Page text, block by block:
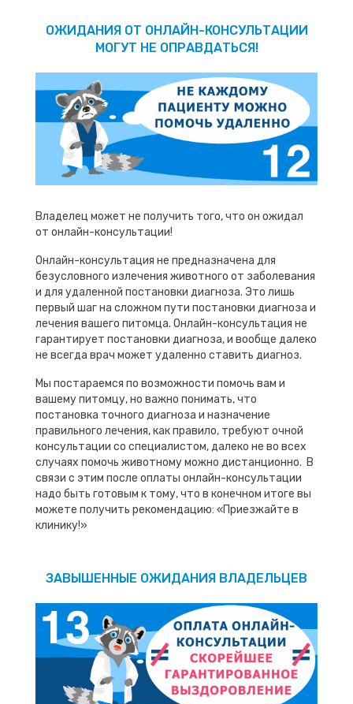
ОЖИДАНИЯ ОТ ОНЛАЙН-КОНСУЛЬТАЦИИ
МОГУТ НЕ ОПРАВДАТЬСЯ!
Владелец может не получить того, что он ожидал
от онлайн-консультации!
Онлайн-консультация не предназначена для
безусловного излечения животного от заболевания
и для удаленной постановки диагноза. Это лишь
первый шаг на сложном пути постановки диагноза и
лечения вашего питомца. Онлайн-консультация не
гарантирует постановки диагноза, и вообще далеко
не всегда врач может удаленно ставить диагноз.
Мы постараемся по возможности помочь вам и
вашему питомцу, но важно понимать, что
постановка точного диагноза и назначение
правильного лечения, как правило, требуют очной
консультации со специалистом, далеко не во всех
случаях помочь животному можно дистанционно. В
связи с этим после оплаты онлайн-консультации
надо быть готовым к тому, что в конечном итоге вы
можете получить рекомендацию: «Приезжайте в
клинику!»
ЗАВЫШЕННЫЕ ОЖИДАНИЯ ВЛАДЕЛЬЦЕВ